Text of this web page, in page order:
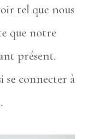
tel que nous
que notre
présent.
se connecter à